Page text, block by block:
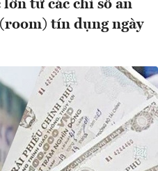
từ các chỉ số an
tín dụng ngày